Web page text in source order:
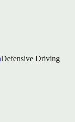
Defensive Driving